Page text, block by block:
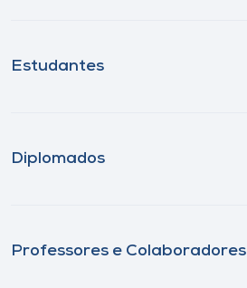
Estudantes
Diplomados
Professores e Colaboradores